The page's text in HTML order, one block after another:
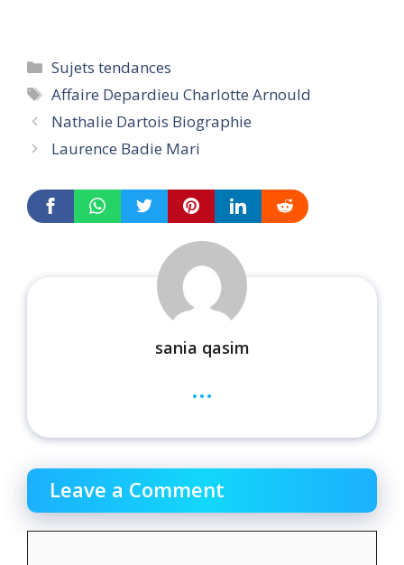
Categories
Sujets tendances
Tags
Affaire Depardieu Charlotte Arnould
Nathalie Dartois Biographie
Laurence Badie Mari
sania qasim
...
Leave a Comment